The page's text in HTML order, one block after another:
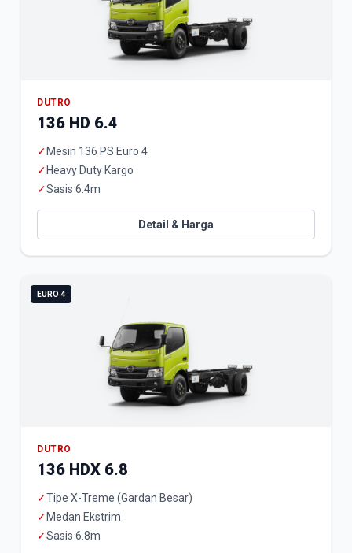
DUTRO
136 HD 6.4
✓ Mesin 136 PS Euro 4
✓ Heavy Duty Kargo
✓Sasis 6.4m
Detail & Harga
EURO 4
DUTRO
136 HDX 6.8
✓Tipe X-Treme (Gardan Besar)
✓ Medan Ekstrim
✓Sasis 6.8m